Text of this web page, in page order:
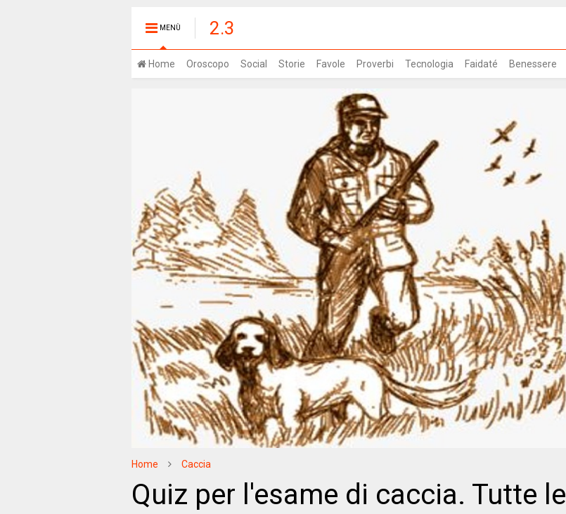
MENÙ 2.3
Home Oroscopo Social Storie Favole Proverbi Tecnologia Faidaté Benessere
Home Caccia
Quiz per l'esame di caccia. Tutte le